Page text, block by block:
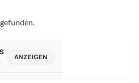
ANZEIGEN